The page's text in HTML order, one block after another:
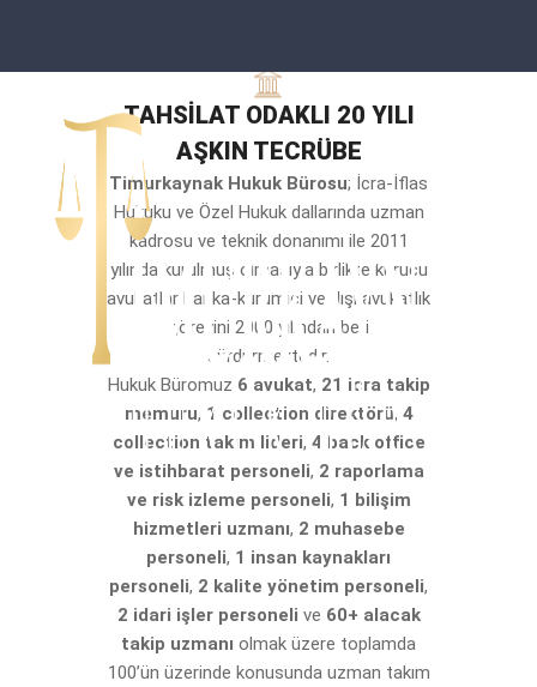
TAHSİLAT ODAKLI 20 YILI
AŞKIN TECRÜBE
Timurkaynak Hukuk Bürosu; İcra-İflas
Hukuku ve Özel Hukuk dallarında uzman
kadrosu ve teknik donanımı ile 2011
yılında kurulmuş olmasıyla birlikte kurucu
avukatlar banka-kurumiçi ve dışı avukatlık
görevini 2000 yılından beri
sürdürmektedir.
Hukuk Büromuz 6 avukat, 21 icra takip
memuru, 1 collection direktörü, 4
collection takım lideri, 4 back office
ve istihbarat personeli, 2 raporlama
ve risk izleme personeli, 1 bilişim
hizmetleri uzmanı, 2 muhasebe
personeli, 1 insan kaynakları
personeli, 2 kalite yönetim personeli,
2 idari işler personeli ve 60+ alacak
takip uzmanı olmak üzere toplamda
100’ün üzerinde konusunda uzman takım